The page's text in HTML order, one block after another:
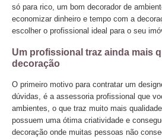
só para rico, um bom decorador de
economizar dinheiro e tempo com a
escolher o profissional ideal para o seu
Um profissional traz ainda mais
decoração
O primeiro motivo para contratar um
dúvidas, é a assessoria profissional que
ambientes, o que traz muito mais
possuem uma ótima criatividade e
decoração onde muitas pessoas não